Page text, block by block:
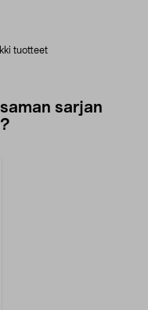
tuotteet
sarjan